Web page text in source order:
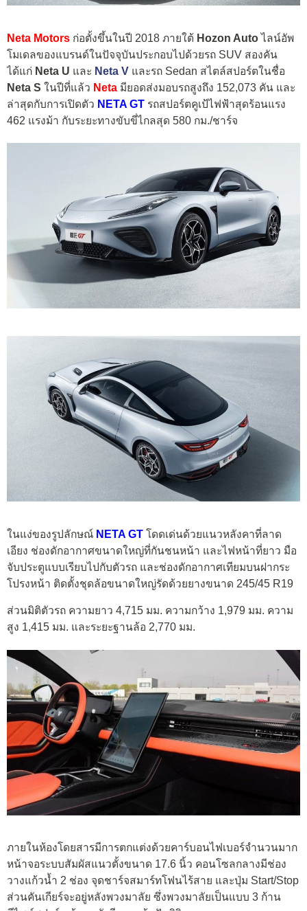
Neta Motors ก่อตั้งขึ้นในปี 2018 ภายใต้ Hozon Autoไลน์อัพ
โมเดลของแบรนด์ในปัจจุบันประกอบไปด้วยรถ SUV สองคัน
ได้แก่ Neta U และ Neta V และรถ Sedan สไตล์สปอร์ตในชื่อ
Neta S ในปีที่แล้ว Neta มียอดส่งมอบรถสูงถึง 152,073 คัน และ
ล่าสุดกับการเปิดตัว NETA GT รถสปอร์ตคูเป้ไฟฟ้าสุดร้อนแรง
462 แรงม้า กับระยะทางขับขี่ไกลสุด 580 กม./ชาร์จ
ในแง่ของรูปลักษณ์ NETA GT โดดเด่นด้วยแนวหลังคาที่ลาด
เอียง ช่องดักอากาศขนาดใหญ่ที่กันชนหน้า และไฟหน้าที่ยาว มือ
จับประตูแบบเรียบไปกับตัวรถ และช่องดักอากาศเทียมบนฝากระ
โปรงหน้า ติดตั้งชุดล้อขนาดใหญ่รัดด้วยยางขนาด 245/45 R19
ส่วนมิติตัวรถ ความยาว 4,715 มม. ความกว้าง 1,979 มม. ความ
สูง 1,415 มม. และระยะฐานล้อ 2,770 มม.
ภายในห้องโดยสารมีการตกแต่งด้วยคาร์บอนไฟเบอร์จำนวนมาก
หน้าจอระบบสัมผัสแนวตั้งขนาด 17.6 นิ้ว คอนโซลกลางมีช่อง
วางแก้วน้ำ 2 ช่อง จุดชาร์จสมาร์ทโฟนไร้สาย และปุ่ม Start/Stop
ส่วนคันเกียร์จะอยู่หลังพวงมาลัย ซึ่งพวงมาลัยเป็นแบบ 3 ก้าน